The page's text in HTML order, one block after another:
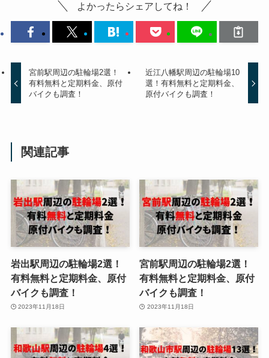
よかったらシェアしてね！
宮前駅周辺の駐輪場2選！
有料無料と定期料金、原付
バイクも調査！
近江八幡駅周辺の駐輪場10
選！有料無料と定期料金、
原付バイクも調査！
関連記事
岩出駅周辺の駐輪場2選！
有料無料と定期料金、原付
バイクも調査！
2023年11月18日
宮前駅周辺の駐輪場2選！
有料無料と定期料金、原付
バイクも調査！
2023年11月18日